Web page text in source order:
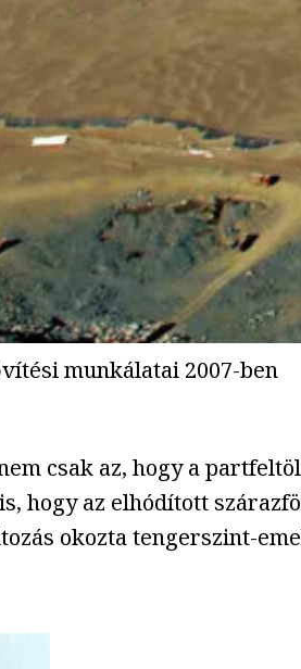
munkálatai 2007-ben
csak az, hogy a
hogy az elhódított
okozta tengerszint-